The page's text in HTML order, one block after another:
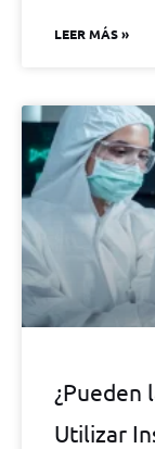
LEER MÁS »
¿Pueden
Utilizar